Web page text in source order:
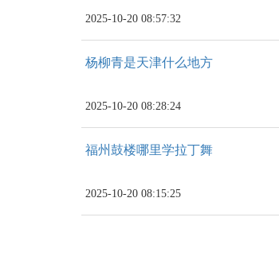
2025-10-20 08:57:32
杨柳青是天津什么地方
2025-10-20 08:28:24
福州鼓楼哪里学拉丁舞
2025-10-20 08:15:25